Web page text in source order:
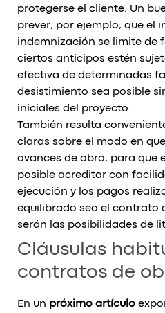
protegerse el cliente. Un
prever, por ejemplo, que el
indemnización se limite de
ciertos anticipos estén
efectiva de determinadas
desistimiento sea posible
iniciales del proyecto.
También resulta
claras sobre el modo en
avances de obra, para que
posible acreditar con
ejecución y los pagos
equilibrado sea el contrato
serán las posibilidades de
Cláusulas
contratos de
En un próximo artículo